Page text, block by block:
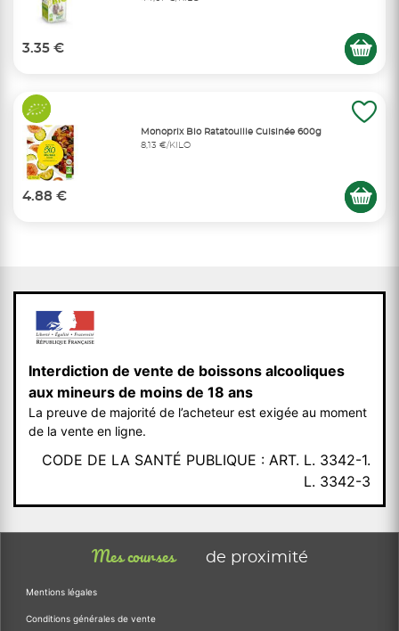
3.35 €
Monoprix Bio Ratatouille Cuisinée 600g
8,13 €/KILO
4.88 €
Interdiction de vente de boissons alcooliques
aux mineurs de moins de 18 ans
La preuve de majorité de l’acheteur est exigée au moment
de la vente en ligne.
CODE DE LA SANTÉ PUBLIQUE : ART. L. 3342-1.
L. 3342-3
Mes courses de proximité
Mentions légales
Conditions générales de vente